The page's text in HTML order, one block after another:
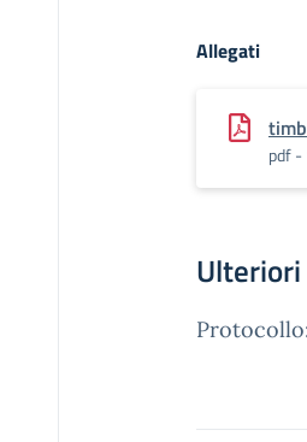
Allegati
pdf -